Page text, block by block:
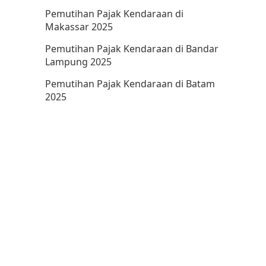
Pemutihan Pajak Kendaraan di
Makassar 2025
Pemutihan Pajak Kendaraan di Bandar
Lampung 2025
Pemutihan Pajak Kendaraan di Batam
2025